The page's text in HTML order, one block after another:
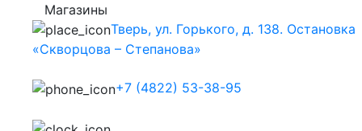
Магазины
Тверь, ул. Горького, д. 138. Остановка
«Скворцова – Степанова»
+7 (4822) 53-38-95